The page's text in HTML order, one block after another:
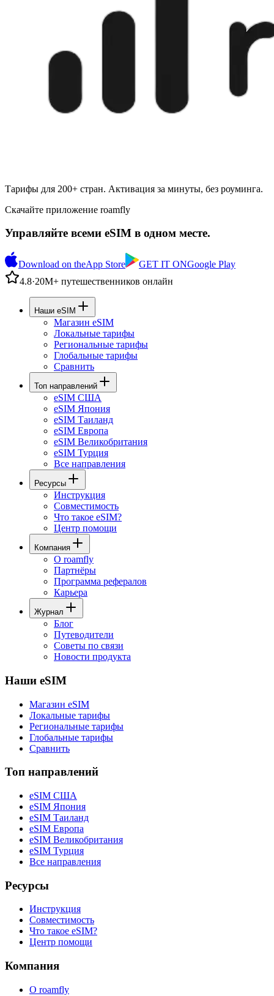
Тарифы для 200+ стран. Активация за минуты, без роуминга.
Скачайте приложение roamfly
Управляйте всеми eSIM в одном месте.
Download on theApp Store GET IT ONGoogle Play
4.8·20M+ путешественников онлайн
Наши eSIM
Магазин eSIM
Локальные тарифы
Региональные тарифы
Глобальные тарифы
Сравнить
Топ направлений
eSIM США
eSIM Япония
eSIM Таиланд
eSIM Европа
eSIM Великобритания
eSIM Турция
Все направления
Ресурсы
Инструкция
Совместимость
Что такое eSIM?
Центр помощи
Компания
О roamfly
Партнёры
Программа рефералов
Карьера
Журнал
Блог
Путеводители
Советы по связи
Новости продукта
Наши eSIM
Магазин eSIM
Локальные тарифы
Региональные тарифы
Глобальные тарифы
Сравнить
Топ направлений
eSIM США
eSIM Япония
eSIM Таиланд
eSIM Европа
eSIM Великобритания
eSIM Турция
Все направления
Ресурсы
Инструкция
Совместимость
Что такое eSIM?
Центр помощи
Компания
О roamfly